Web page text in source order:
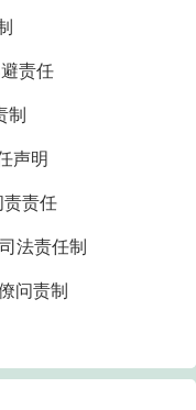
责任
制
声明
责任
法责任制
问责制